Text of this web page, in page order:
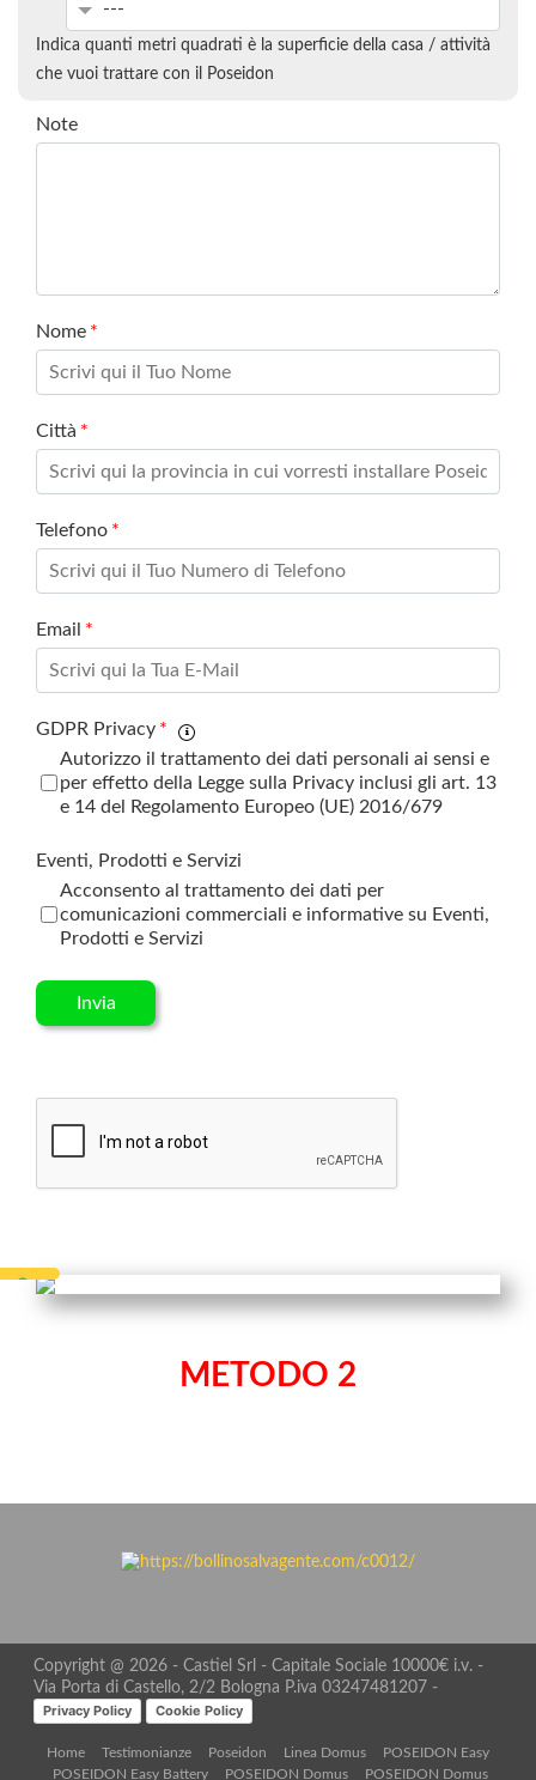
Indica quanti metri quadrati è la superficie della casa / attività
che vuoi trattare con il Poseidon
Note
Nome *
Città *
Telefono *
Email *
GDPR Privacy *
Autorizzo il trattamento dei dati personali ai sensi e
per effetto della Legge sulla Privacy inclusi gli art. 13
e 14 del Regolamento Europeo (UE) 2016/679
Eventi, Prodotti e Servizi
Acconsento al trattamento dei dati per
comunicazioni commerciali e informative su Eventi,
Prodotti e Servizi
Invia
METODO 2
Copyright @ 2026 - Castiel Srl - Capitale Sociale 10000€ i.v. -
Via Porta di Castello, 2/2 Bologna P.iva 03247481207 -
Privacy Policy
Cookie Policy
Home Testimonianze Poseidon Linea Domus
POSEIDON Easy
POSEIDON Easy Battery
POSEIDON Domus POSEIDON Domus